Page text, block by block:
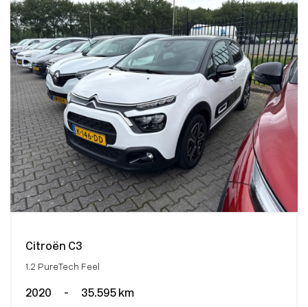
Citroën C3
1.2 PureTech Feel
2020 - 35.595 km